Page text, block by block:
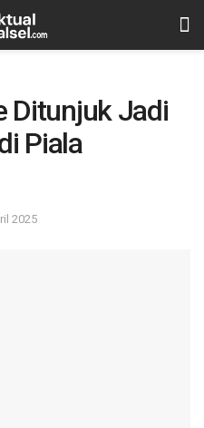
Ditunjuk Jadi
Piala
2025